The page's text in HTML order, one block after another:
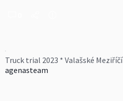
Truck trial 2023 * Valašské Meziříčí
agenasteam